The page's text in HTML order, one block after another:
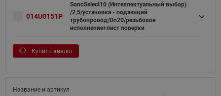
014U0151P
SonoSelect10 (Интеллектуальный выбор)
/2,5/установка - подающий
трубопровод/Dn20/резьбовое
исполнение+лист поверки
Купить аналог